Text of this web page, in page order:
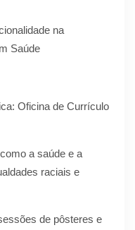
na
Saúde
Oficina de Currículo
a saúde e a
raciais e
de pôsteres e